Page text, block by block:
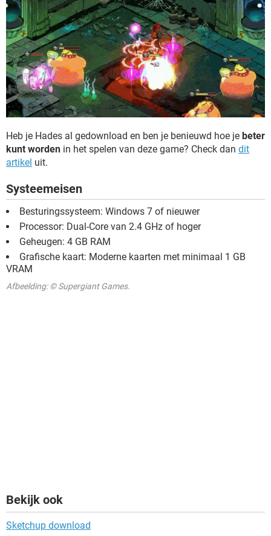
Heb je Hades al gedownload en ben je benieuwd hoe je beter
kunt worden in het spelen van deze game? Check dan dit
artikel uit.
Systeemeisen
Besturingssysteem: Windows 7 of nieuwer
Processor: Dual-Core van 2.4 GHz of hoger
Geheugen: 4 GB RAM
Grafische kaart: Moderne kaarten met minimaal 1 GB
VRAM
Afbeelding: © Supergiant Games.
Bekijk ook
Sketchup download